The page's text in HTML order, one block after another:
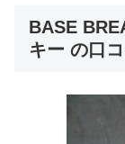
BASE
キー の口